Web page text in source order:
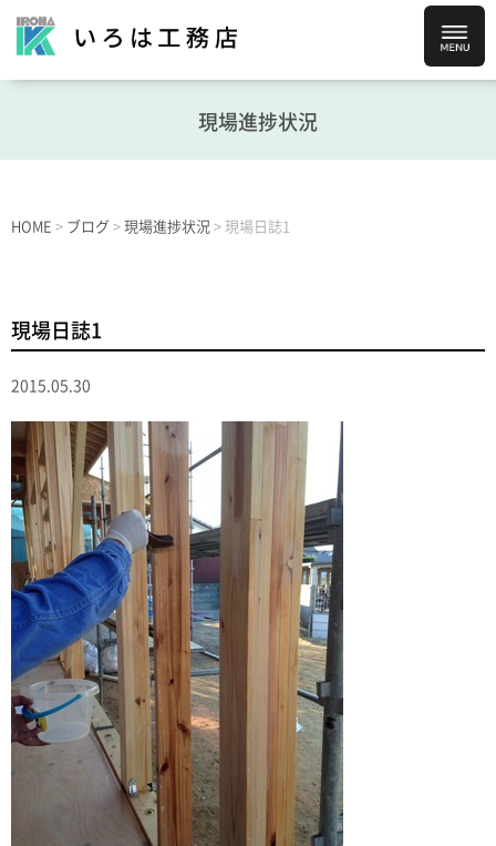
現場進捗状況
HOME > ブログ > 現場進捗状況 > 現場日誌1
現場日誌1
2015.05.30